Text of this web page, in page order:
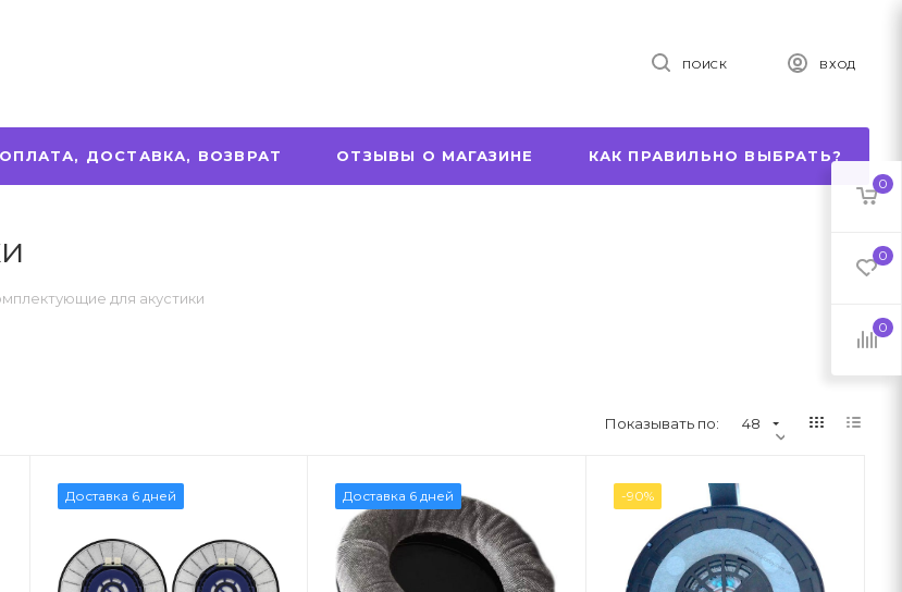
ПОИСК ВХОД
ОПЛАТА, ДОСТАВКА, ВОЗВРАТ ОТЗЫВЫ О МАГАЗИНЕ КАК ПРАВИЛЬНО ВЫБРАТЬ?
0
0
0
для акустики
Показывать по: 48
Доставка 6 дней Доставка 6 дней -90%